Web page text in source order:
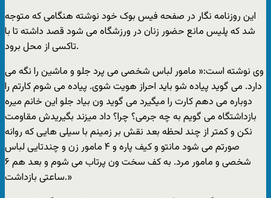
این روزنامه نگار در صفحه فیس بوک خود نوشته هنگامی که متوجه
شد که پلیس مانع حضور زنان در ورزشگاه می شود قصد داشته تا با
تاکسی از محل برود.
وی نوشته است:« مامور لباس شخصی می پرد جلو و ماشين را نگه می
دارد. می گويد پياده شو بايد احراز هويت شوی. پياده می شوم کارتم را
دوباره می دهم کارت را ميگيرد می گويد ون بياد جلو اين خانم ميره
بازداشتگاه می گويم به چه جرمی؟ چرا؟ داد ميزند بگيريدش مقاومت
نکن و کمتر از چند لحظه بعد نقش بر زمينم با سيلی هايی که روانه
صورتم می شود مانتو و کيف پاره و ۴ مامور زن و چندتايی لباس
شخصی و مامور مرد. به کف سخت ون پرتاب می شوم و بعد هم ۶
ساعتی بازداشت.»